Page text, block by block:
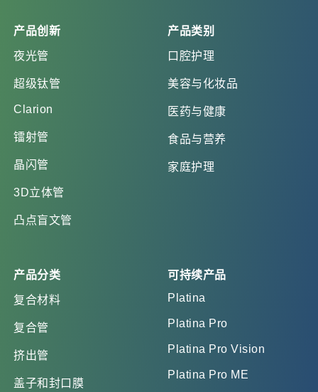
产品创新
夜光管
超级钛管
Clarion
镭射管
晶闪管
3D立体管
凸点盲文管
产品类别
口腔护理
美容与化妆品
医药与健康
食品与营养
家庭护理
产品分类
复合材料
复合管
挤出管
盖子和封口膜
可持续产品
Platina
Platina Pro
Platina Pro Vision
Platina Pro ME